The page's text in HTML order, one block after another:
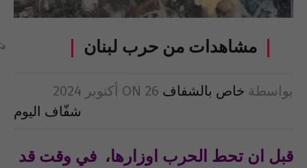
مشاهدات من حرب لبنان
بواسطة خاص بالشفاف ON 26 أكتوبر 2024
شفّاف اليوم
قبل ان تحط الحرب اوزارها، في وقت قد